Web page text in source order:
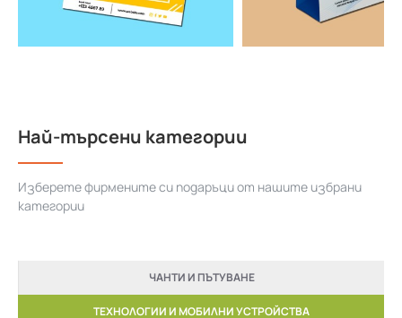
Най-търсени категории
Изберете фирмените си подаръци от нашите избрани
ЧАНТИ И ПЪТУВАНЕ